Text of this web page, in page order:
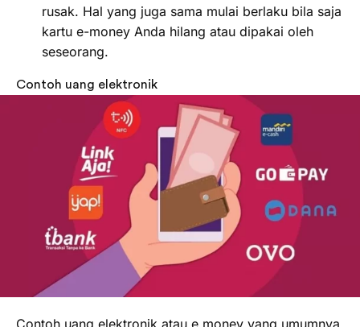
rusak. Hal yang juga sama mulai berlaku bila saja
kartu e-money Anda hilang atau dipakai oleh
seseorang.
Contoh uang elektronik